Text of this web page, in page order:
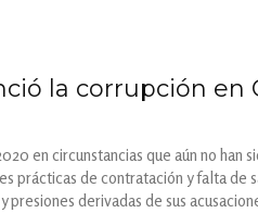
la corrupción en
en circunstancias que aún no han
prácticas de contratación y falta de
derivadas de sus